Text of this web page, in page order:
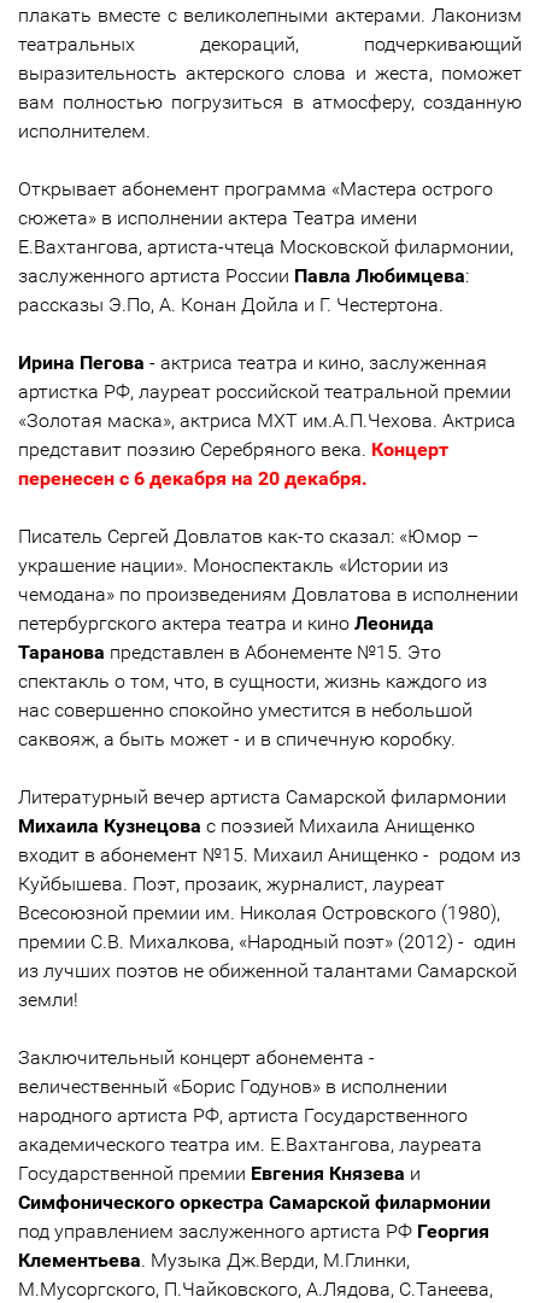
плакать вместе с великолепными актерами. Лаконизм
театральных декораций, подчеркивающий
выразительность актерского слова и жеста, поможет
вам полностью погрузиться в атмосферу, созданную
исполнителем.
Открывает абонемент программа «Мастера острого
сюжета» в исполнении актера Театра имени
Е.Вахтангова, артиста-чтеца Московской филармонии,
заслуженного артиста России Павла Любимцева:
рассказы Э.По, А. Конан Дойла и Г. Честертона.
Ирина Пегова - актриса театра и кино, заслуженная
артистка РФ, лауреат российской театральной премии
«Золотая маска», актриса МХТ им.А.П.Чехова. Актриса
представит поэзию Серебряного века. Концерт
перенесен с 6 декабря на 20 декабря.
Писатель Сергей Довлатов как-то сказал: «Юмор –
украшение нации». Моноспектакль «Истории из
чемодана» по произведениям Довлатова в исполнении
петербургского актера театра и кино Леонида
Таранова представлен в Абонементе №15. Это
спектакль о том, что, в сущности, жизнь каждого из
нас совершенно спокойно уместится в небольшой
саквояж, а быть может - и в спичечную коробку.
Литературный вечер артиста Самарской филармонии
Михаила Кузнецова с поэзией Михаила Анищенко
входит в абонемент №15. Михаил Анищенко - родом из
Куйбышева. Поэт, прозаик, журналист, лауреат
Всесоюзной премии им. Николая Островского (1980),
премии С.В. Михалкова, «Народный поэт» (2012) - один
из лучших поэтов не обиженной талантами Самарской
земли!
Заключительный концерт абонемента -
величественный «Борис Годунов» в исполнении
народного артиста РФ, артиста Государственного
академического театра им. Е.Вахтангова, лауреата
Государственной премии Евгения Князева и
Симфонического оркестра Самарской филармонии
под управлением заслуженного артиста РФ Георгия
Клементьева. Музыка Дж.Верди, М.Глинки,
М.Мусоргского, П.Чайковского, А.Лядова, С.Танеева,